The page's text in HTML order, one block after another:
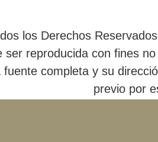
los Derechos
ser reproducida con fines
fuente completa y su
previo por